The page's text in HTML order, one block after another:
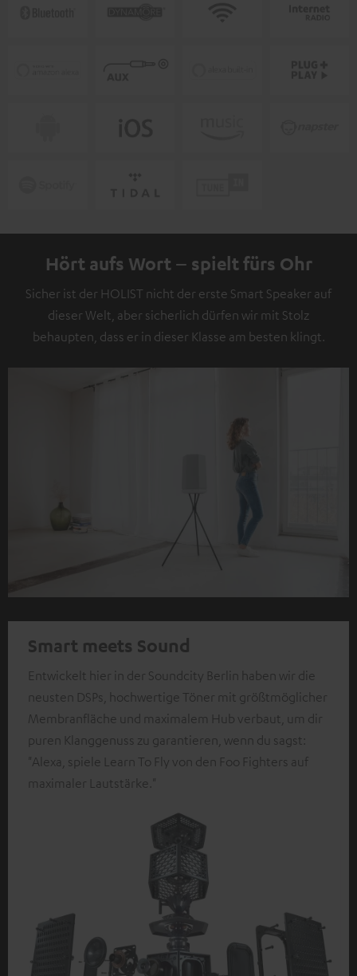
Hört aufs Wort – spielt fürs Ohr
Sicher ist der HOLIST nicht der erste Smart Speaker auf
dieser Welt, aber sicherlich dürfen wir mit Stolz
behaupten, dass er in dieser Klasse am besten klingt.
Smart meets Sound
Entwickelt hier in der Soundcity Berlin haben wir die
neusten DSPs, hochwertige Töner mit größtmöglicher
Membranfläche und maximalem Hub verbaut, um dir
puren Klanggenuss zu garantieren, wenn du sagst:
"Alexa, spiele Learn To Fly von den Foo Fighters auf
maximaler Lautstärke."